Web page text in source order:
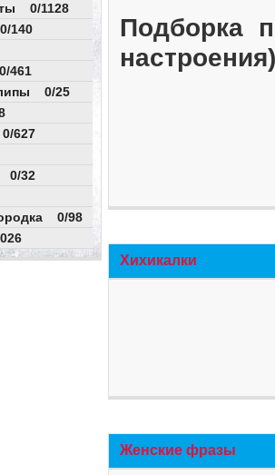
0/1128
140
461
0/25
627
0/32
0/98
Подборка
Хихикалки
Женские фразы